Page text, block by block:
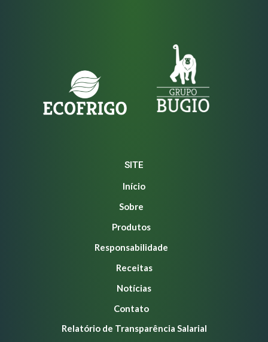
SITE
Início
Sobre
Produtos
Responsabilidade
Receitas
Notícias
Contato
Relatório de Transparência Salarial